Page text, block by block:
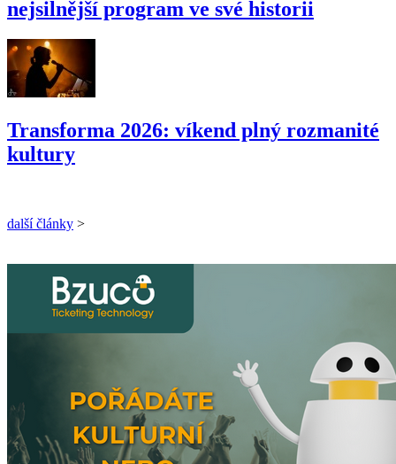
nejsilnější program ve své historii
Transforma 2026: víkend plný rozmanité
kultury
další články >